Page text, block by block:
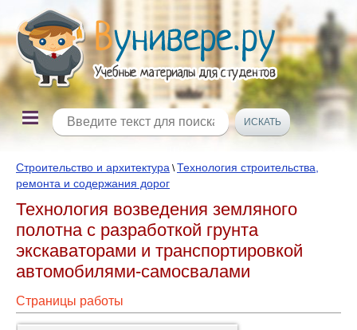
Строительство и архитектура \Технология строительства,
ремонта и содержания дорог
Технология возведения земляного
полотна с разработкой грунта
экскаваторами и транспортировкой
автомобилями-самосвалами
Страницы работы